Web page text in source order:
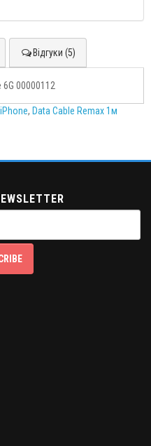
Відгуки (5)
00000112
iPhone, Data Cable Remax 1м